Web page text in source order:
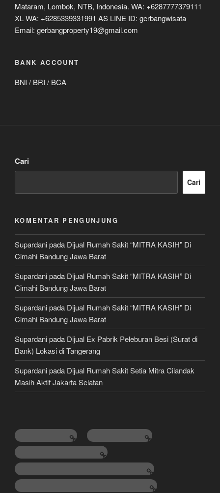
Mataram, Lombok, NTB, Indonesia. WA: +6287777379111
XL WA: +6285339331991 AS LINE ID: gerbangwisata
Email: gerbangproperty19@gmail.com
BANK ACCOUNT
BNI / BRI / BCA
Cari
Cari
KOMENTAR PENGUNJUNG
Supardanipada Dijual Rumah Sakit “MITRA KASIH” Di
Cimahi Bandung Jawa Barat
Supardanipada Dijual Rumah Sakit “MITRA KASIH” Di
Cimahi Bandung Jawa Barat
Supardanipada Dijual Rumah Sakit “MITRA KASIH” Di
Cimahi Bandung Jawa Barat
Supardanipada Dijual Ex Pabrik Peleburan Besi (Surat di
Bank) Lokasi di Tangerang
Supardanipada Dijual Rumah Sakit Setia Mitra Cilandak
Masih Aktif Jakarta Selatan
TANAH DIJUAL
RUMAH DIJUAL
HOTEL & VILLA DIJUAL
LAHAN / TEMPAT BISNIS / GEDUNG
KONSULTAN PROPERTY & LAWYER